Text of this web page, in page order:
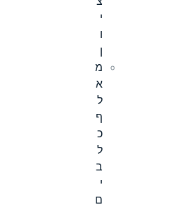
י
ו
ן
מ
א
ל
ף
כ
ל
ב
י
ם